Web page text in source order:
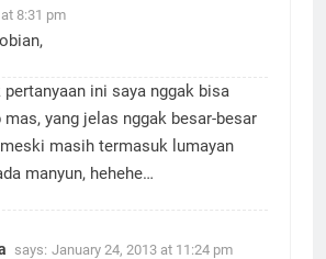
8:31 pm
pertanyaan ini saya nggak bisa
mas, yang jelas nggak besar-besar
masih termasuk lumayan
manyun, hehehe…
says: January 24, 2013 at 11:24 pm